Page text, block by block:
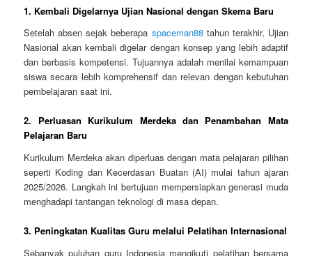
1. Kembali Digelarnya Ujian Nasional dengan Skema Baru
Setelah absen sejak beberapa spaceman88tahun terakhir, Ujian
Nasional akan kembali digelar dengan konsep yang lebih adaptif
dan berbasis kompetensi. Tujuannya adalah menilai kemampuan
siswa secara lebih komprehensif dan relevan dengan kebutuhan
pembelajaran saat ini.
2. Perluasan Kurikulum Merdeka dan Penambahan Mata
Pelajaran Baru
Kurikulum Merdeka akan diperluas dengan mata pelajaran pilihan
seperti Koding dan Kecerdasan Buatan (AI) mulai tahun ajaran
2025/2026. Langkah ini bertujuan mempersiapkan generasi muda
menghadapi tantangan teknologi di masa depan.
3. Peningkatan Kualitas Guru melalui Pelatihan Internasional
Sebanyak puluhan guru Indonesia mengikuti pelatihan bersama